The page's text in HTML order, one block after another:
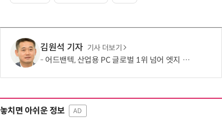
김원석 기자 기사 더보기
어드밴텍, 산업용 PC 글로벌 1위 넘어 엣지 AI 리더로 도약
놓치면 아쉬운 정보 AD